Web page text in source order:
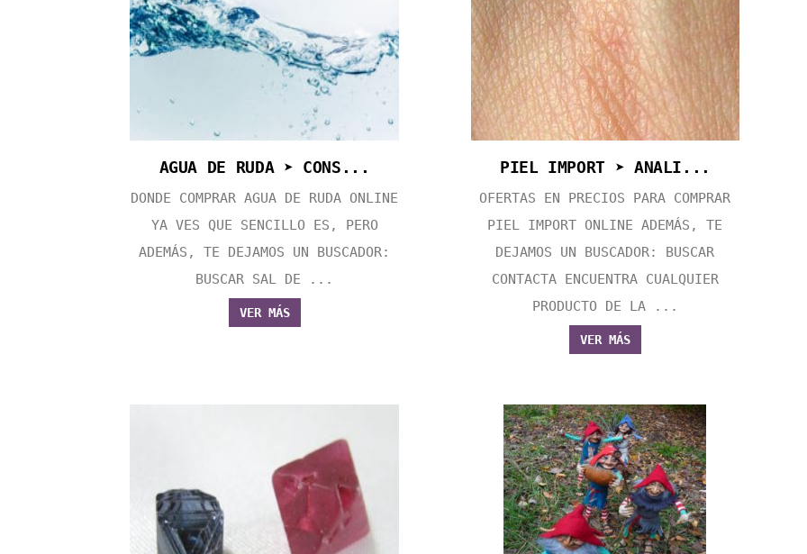
AGUA DE RUDA ➤ CONS...
DONDE COMPRAR AGUA DE RUDA ONLINE
YA VES QUE SENCILLO ES, PERO
ADEMÁS, TE DEJAMOS UN BUSCADOR:
BUSCAR SAL DE ...
VER MÁS
PIEL IMPORT ➤ ANALI...
OFERTAS EN PRECIOS PARA COMPRAR
PIEL IMPORT ONLINE ADEMÁS, TE
DEJAMOS UN BUSCADOR: BUSCAR
CONTACTA ENCUENTRA CUALQUIER
PRODUCTO DE LA ...
VER MÁS